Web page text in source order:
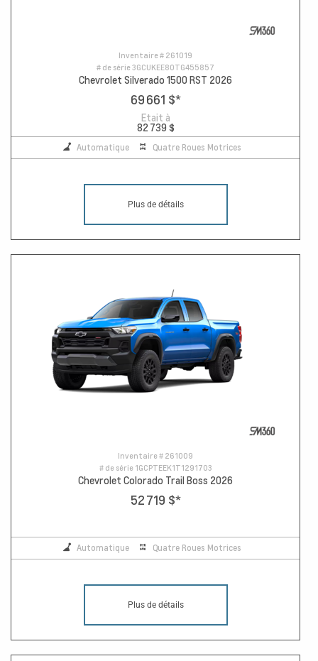
Inventaire # 261019
# de série3GCUKEE80TG455857
Chevrolet Silverado 1500 RST 2026
69 661 $*
Etait à
82 739 $
Automatique Quatre Roues Motrices
Plus de détails
Inventaire # 261009
# de série 1GCPTEEK1T1291703
Chevrolet Colorado Trail Boss 2026
52 719 $*
Automatique Quatre Roues Motrices
Plus de détails